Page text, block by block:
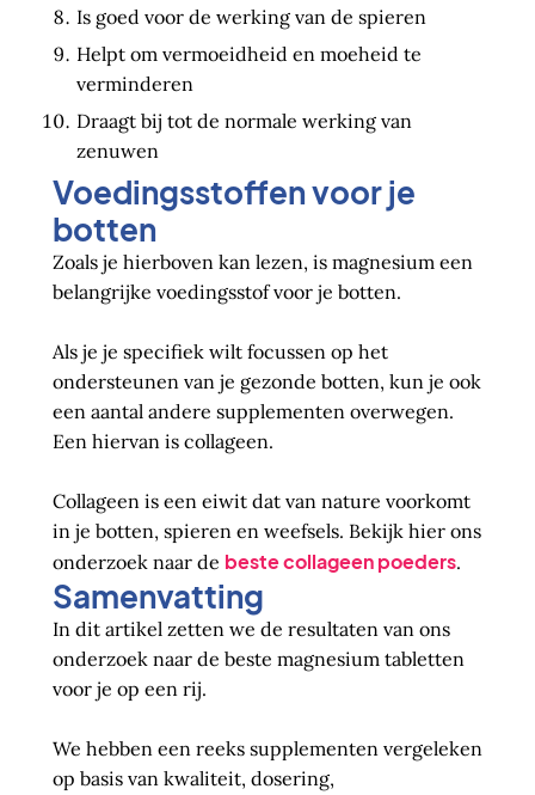
Is goed voor de werking van de spieren
Helpt om vermoeidheid en moeheid te
verminderen
Draagt bij tot de normale werking van
zenuwen
Voedingsstoffen voor je
botten
Zoals je hierboven kan lezen, is magnesium een
belangrijke voedingsstof voor je botten.
Als je je specifiek wilt focussen op het
ondersteunen van je gezonde botten, kun je ook
een aantal andere supplementen overwegen.
Een hiervan is collageen.
Collageen is een eiwit dat van nature voorkomt
in je botten, spieren en weefsels. Bekijk hier ons
onderzoek naar de beste collageen poeders.
Samenvatting
In dit artikel zetten we de resultaten van ons
onderzoek naar de beste magnesium tabletten
voor je op een rij.
We hebben een reeks supplementen vergeleken
op basis van kwaliteit, dosering,